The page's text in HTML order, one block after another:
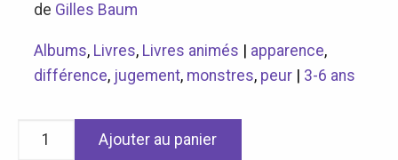
de Gilles Baum
Albums, Livres, Livres animés | apparence,
différence, jugement, monstres, peur| 3-6 ans
Ajouter au panier